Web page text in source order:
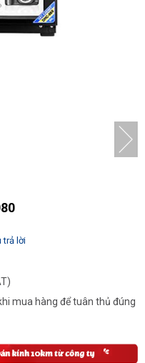
trả lời
mua hàng để tuân thủ đúng